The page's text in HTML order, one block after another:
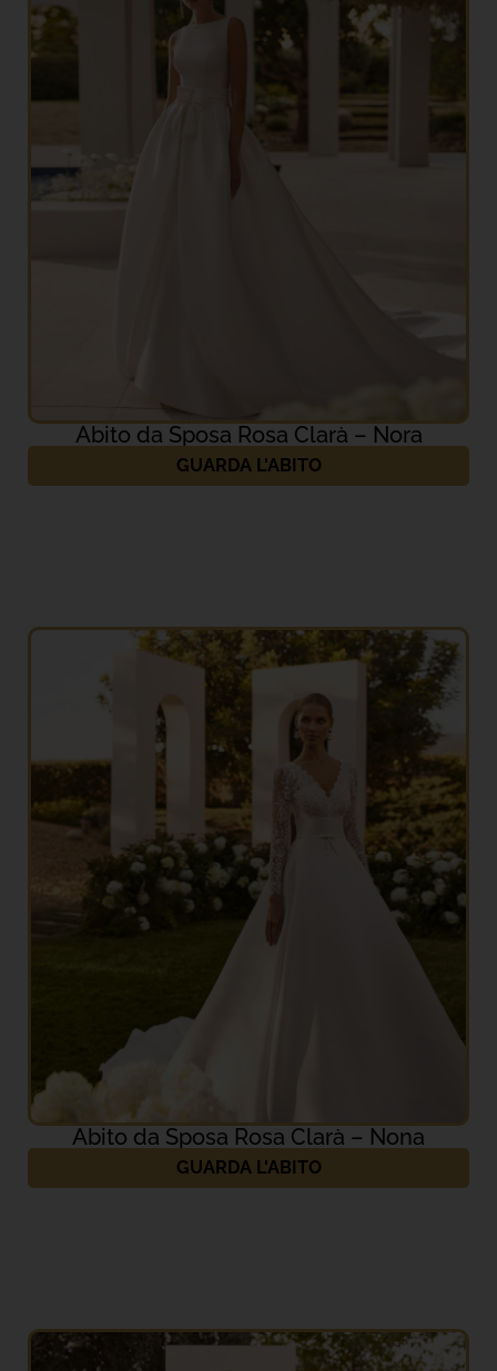
Abito da Sposa Rosa Clarà – Nora
GUARDA L'ABITO
Abito da Sposa Rosa Clarà – Nona
GUARDA L'ABITO